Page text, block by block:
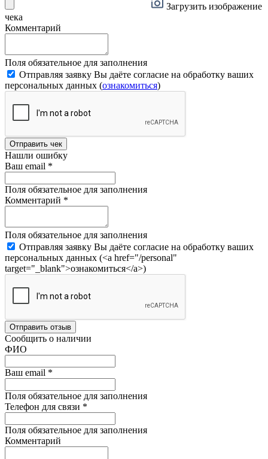
Загрузить изображение
чека
Комментарий
Поля обязательное для заполнения
Отправляя заявку Вы даёте согласие на обработку ваших
персональных данных (ознакомиться)
Отправить чек
Нашли ошибку
Ваш email *
Поля обязательное для заполнения
Комментарий *
Поля обязательное для заполнения
Отправляя заявку Вы даёте согласие на обработку ваших
персональных данных (<a href="/personal"
target="_blank">ознакомиться</a>)
Отправить отзыв
Сообщить о наличии
ФИО
Ваш email *
Поля обязательное для заполнения
Телефон для связи *
Поля обязательное для заполнения
Комментарий